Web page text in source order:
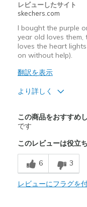
レビューしたサイト
skechers.com
I bought the purple
year old loves them,
loves the heart
on without help).
翻訳を表示
より詳しく
Attractive Design
Breathe Well
Comfortable
Durable
この商品をおすすめ
です
このレビューは役立
6 3
レビューにフラグを